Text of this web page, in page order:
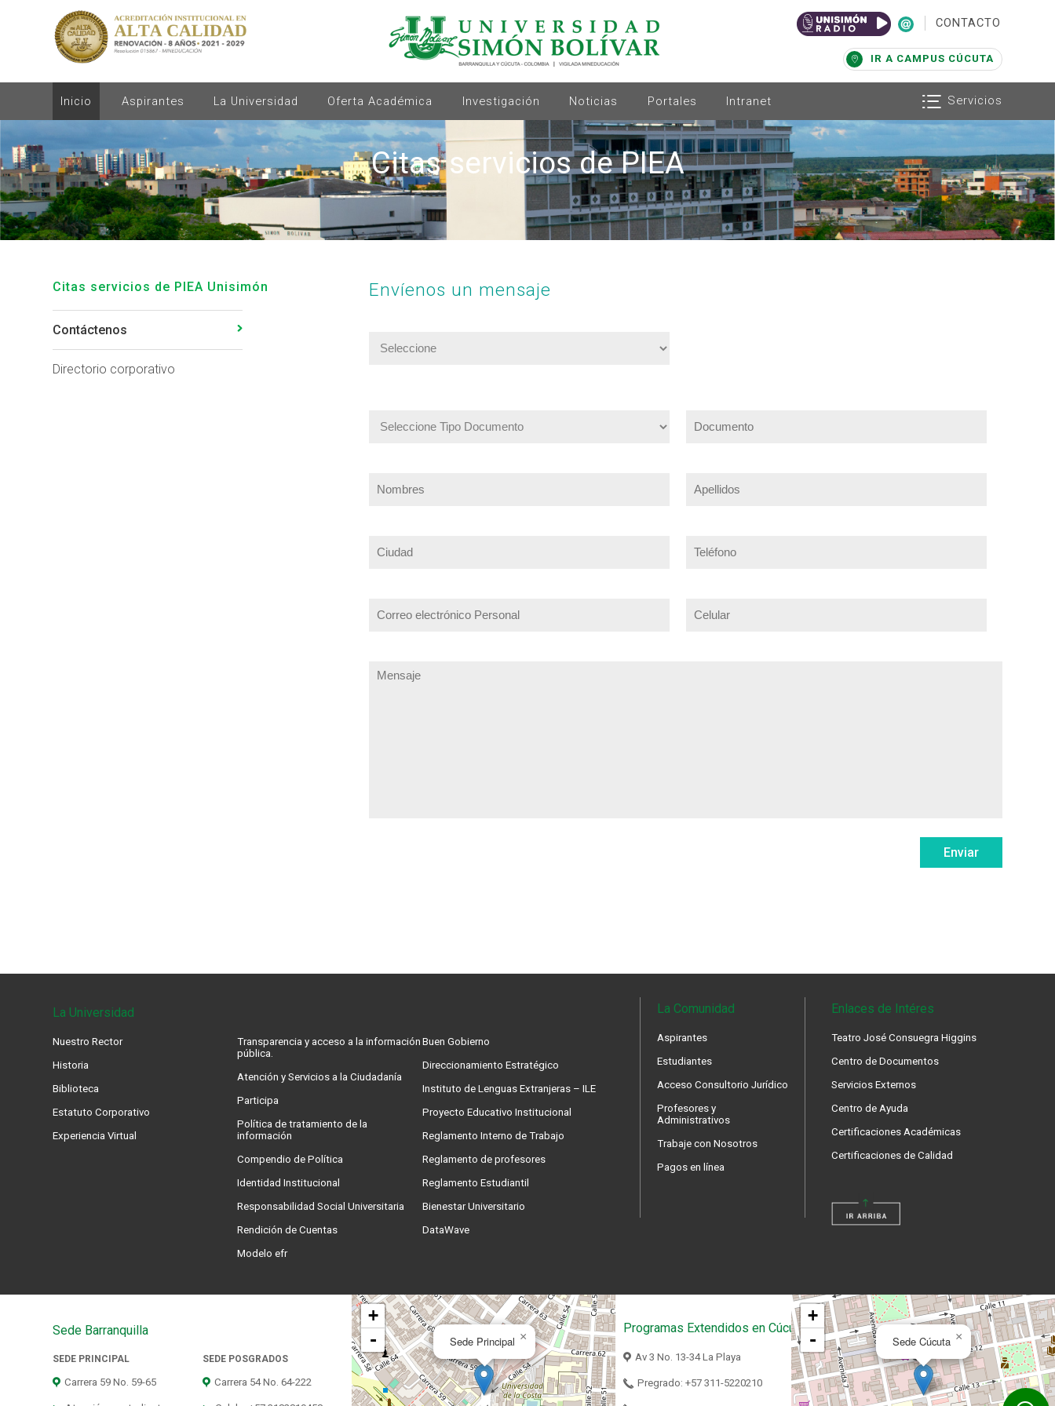
| CONTACTO
IR A CAMPUS CÚCUTA
Inicio Aspirantes La Universidad Oferta Académica Investigación Noticias Portales Intranet Servicios
Citas servicios de PIEA
Citas servicios de PIEA Unisimón
Contáctenos
Directorio corporativo
Envíenos un mensaje
Enviar
La Universidad
Nuestro Rector
Historia
Biblioteca
Estatuto Corporativo
Experiencia Virtual
Transparencia y acceso a la información
pública.
Atención y Servicios a la Ciudadanía
Participa
Política de tratamiento de la
información
Compendio de Política
Identidad Institucional
Responsabilidad Social Universitaria
Rendición de Cuentas
Modelo efr
Buen Gobierno
Direccionamiento Estratégico
Instituto de Lenguas Extranjeras – ILE
Proyecto Educativo Institucional
Reglamento Interno de Trabajo
Reglamento de profesores
Reglamento Estudiantil
Bienestar Universitario
DataWave
La Comunidad
Aspirantes
Estudiantes
Acceso Consultorio Jurídico
Profesores y
Administrativos
Trabaje con Nosotros
Pagos en línea
Enlaces de Intéres
Teatro José Consuegra Higgins
Centro de Documentos
Servicios Externos
Centro de Ayuda
Certificaciones Académicas
Certificaciones de Calidad
Sede Barranquilla
SEDE PRINCIPAL
Carrera 59 No. 59-65
SEDE POSGRADOS
Carrera 54 No. 64-222
×
Sede Principal
+
-
Programas Extendidos en Cúcuta
Av 3 No. 13-34 La Playa
Pregrado: +57 311-5220210
×
Sede Cúcuta
+
-